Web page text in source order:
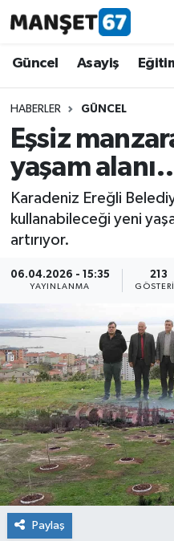
Güncel Asayiş
HABERLER GÜNCEL
Eşsiz
yaşam
Karadeniz Ereğli
kullanabileceği yeni
artırıyor.
06.04.2026 - 15:35
YAYINLANMA
213
Paylaş
Güncel
Asayiş
Siyaset
Spor
Eğitim
Magazin
Medya
Mizah
Röportaj
Teknoloji